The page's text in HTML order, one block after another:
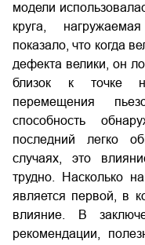
модели
круга,
показало, что когда
дефекта велики, он
близок к точке
перемещения
способность
последний легко
случаях, это
трудно. Насколько
является первой, в
влияние. В
рекомендации,